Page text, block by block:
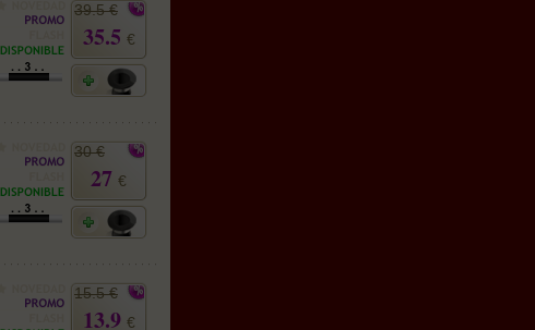
39.5 €
35.5 €
30 €
27 €
15.5 €
13.9 €